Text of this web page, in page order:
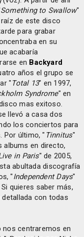
Something to Swallow"
de este disco
para grabar
en su
acabaría
en Backyard
años el grupo se
" Total 13" en 1997,
Syndrome" en
mas exitoso.
llevó a casa dos
los conciertos para
Por último, " Tinnitus"
albums en directo,
in Paris" de 2005,
abultada discografía
"Independent Days"
Si quieres saber más,
con todas
centraremos en